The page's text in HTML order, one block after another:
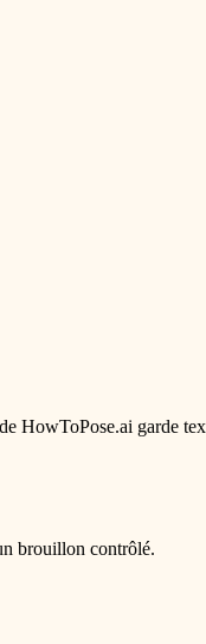
HowToPose.ai garde
brouillon contrôlé.